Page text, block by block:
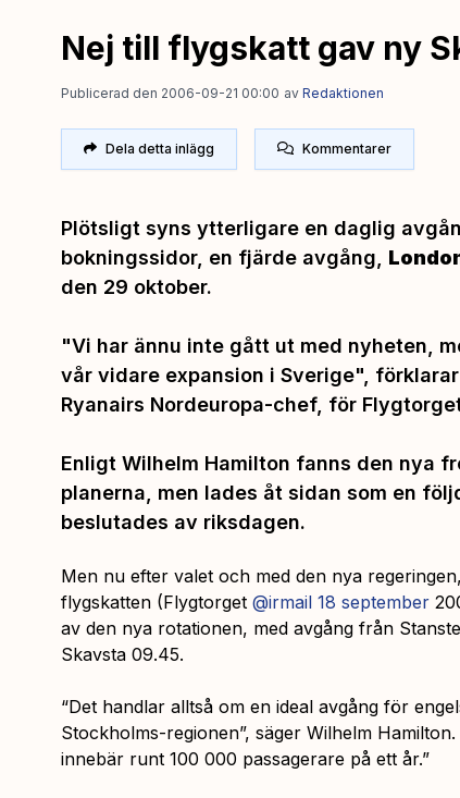
Nej till flygskatt gav ny
Publicerad den 2006-09-21 00:00 av Redaktionen
Dela detta inlägg Kommentarer
Plötsligt syns ytterligare en daglig
bokningssidor, en fjärde avgång,
den 29 oktober.
"Vi har ännu inte gått ut med nyheten,
vår vidare expansion i Sverige", förklarar
Ryanairs Nordeuropa-chef, för
Enligt Wilhelm Hamilton fanns den nya
planerna, men lades åt sidan som en
beslutades av riksdagen.
Men nu efter valet och med den nya
flygskatten (Flygtorget @irmail 18 september
av den nya rotationen, med avgång från
Skavsta 09.45.
“Det handlar alltså om en ideal avgång för
Stockholms-regionen”, säger Wilhelm Hamilton.
innebär runt 100 000 passagerare på ett år.”